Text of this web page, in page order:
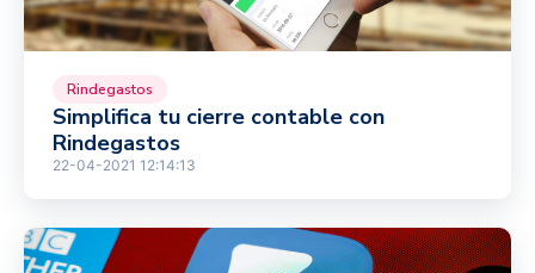
Rindegastos
Simplifica tu cierre contable con
Rindegastos
22-04-2021 12:14:13